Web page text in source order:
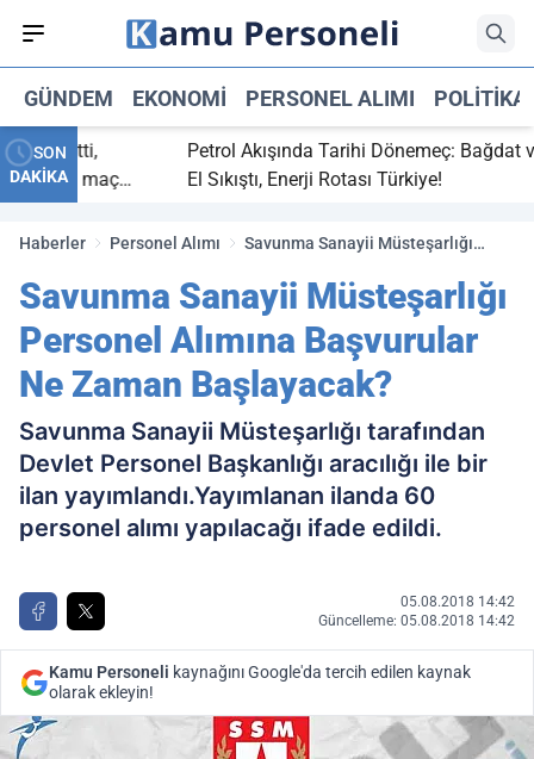
GÜNDEM EKONOMI PERSONEL ALIMI POLITIKA
SON
DAKİKA
bitti,
maç
Petrol Akışında Tarihi Dönemeç: Bağdat ve
El Sıkıştı, Enerji Rotası Türkiye!
Haberler Personel Alımı
Savunma Sanayii Müsteşarlığı
Zaman Başlayacak?
Savunma Sanayii Müsteşarlığı
Personel Alımına Başvurular
Ne Zaman Başlayacak?
Savunma Sanayii Müsteşarlığı tarafından
Devlet Personel Başkanlığı aracılığı ile bir
ilan yayımlandı.Yayımlanan ilanda 60
personel alımı yapılacağı ifade edildi.
05.08.2018 14:42
Güncelleme: 05.08.2018 14:42
Kamu Personeli kaynağını Google'da tercih edilen kaynak
olarak ekleyin!